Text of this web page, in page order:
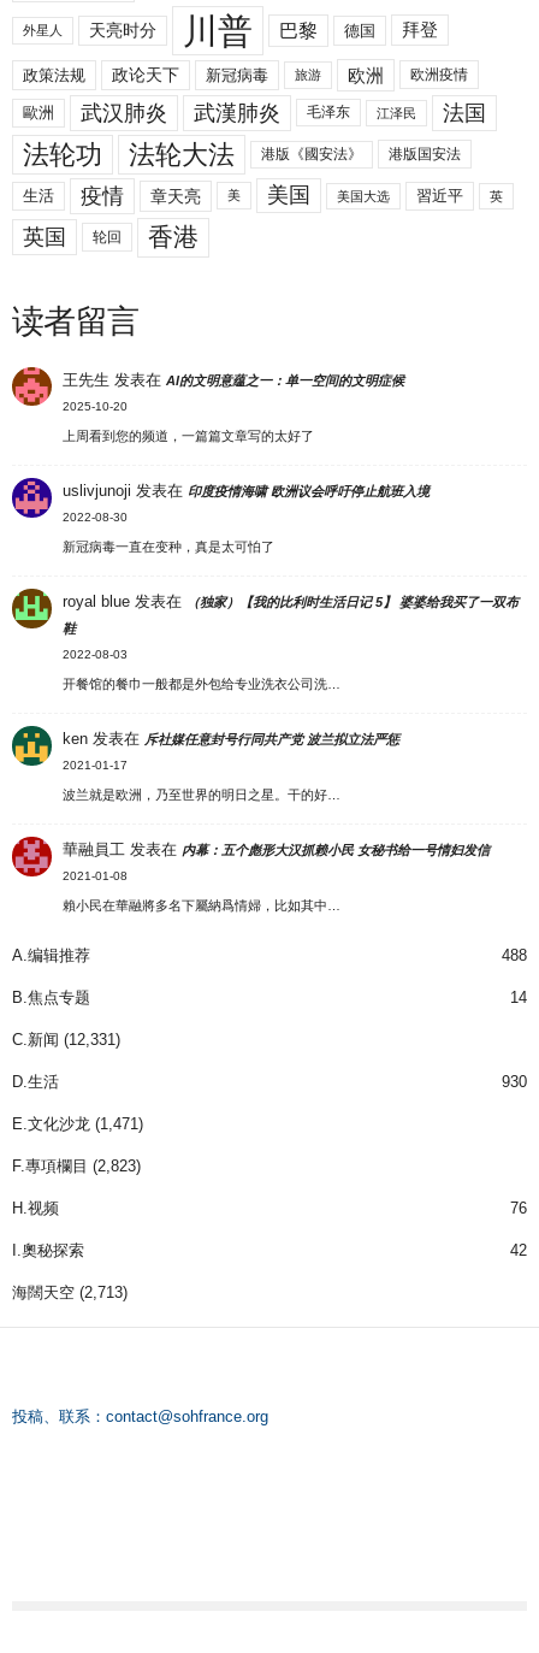
外星人 天亮时分 川普 巴黎 德国 拜登
政策法规 政论天下 新冠病毒 旅游 欧洲 欧洲疫情
歐洲 武汉肺炎 武漢肺炎 毛泽东 江泽民 法国
法轮功 法轮大法 港版《國安法》 港版国安法
生活 疫情 章天亮 美 美国 美国大选 習近平 英
英国 轮回 香港
读者留言
王先生 发表在AI的文明意蕴之一：单一空间的文明症候
2025-10-20
上周看到您的频道，一篇篇文章写的太好了
uslivjunoji 发表在 印度疫情海啸 欧洲议会呼吁停止航班入境
2022-08-30
新冠病毒一直在变种，真是太可怕了
royal blue 发表在
（独家）【我的比利时生活日记 5】 婆婆给我买了一双布
鞋
2022-08-03
开餐馆的餐巾一般都是外包给专业洗衣公司洗…
ken 发表在 斥社媒任意封号行同共产党 波兰拟立法严惩
2021-01-17
波兰就是欧洲，乃至世界的明日之星。干的好…
華融員工 发表在 内幕：五个彪形大汉抓赖小民 女秘书给一号情妇发信
2021-01-08
賴小民在華融將多名下屬納爲情婦，比如其中…
A.编辑推荐 488
B.焦点专题 14
C.新闻 (12,331)
D.生活 930
E.文化沙龙 (1,471)
F.專項欄目 (2,823)
H.视频 76
I.奧秘探索 42
海闊天空 (2,713)
投稿、联系： contact@sohfrance.org